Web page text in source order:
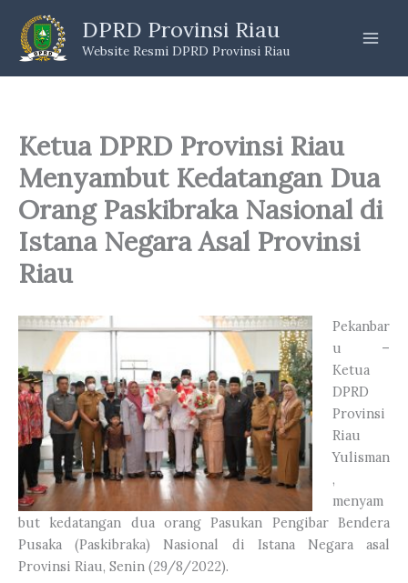
content
DPRD Provinsi Riau
Website Resmi DPRD Provinsi Riau
Ketua DPRD Provinsi Riau
Menyambut Kedatangan Dua
Orang Paskibraka Nasional di
Istana Negara Asal Provinsi
Riau
Pekanbar
u –
Ketua
DPRD
Provinsi
Riau
Yulisman
,
menyam
but kedatangan dua orang Pasukan Pengibar Bendera
Pusaka (Paskibraka) Nasional di Istana Negara asal
Provinsi Riau, Senin (29/8/2022).